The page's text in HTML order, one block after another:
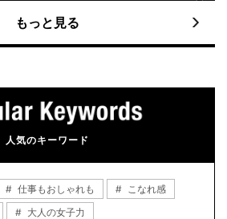
もっと見る
人気のキーワード
仕事もおしゃれも
こなれ感
大人の女子力